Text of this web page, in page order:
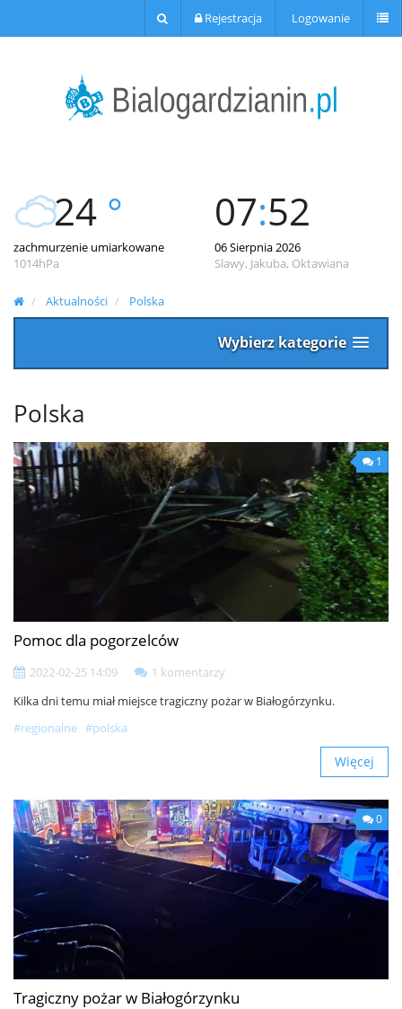
Rejestracja Logowanie
24 °
zachmurzenie umiarkowane
1014hPa
07:52
06 Sierpnia 2026
Slawy, Jakuba, Oktawiana
Aktualności Polska
Wybierz kategorie
Polska
1
Pomoc dla pogorzelców
2022-02-25 14:09
1 komentarzy
Kilka dni temu miał miejsce tragiczny pożar w Białogórzynku.
#regionalne #polska
Więcej
0
Tragiczny pożar w Białogórzynku